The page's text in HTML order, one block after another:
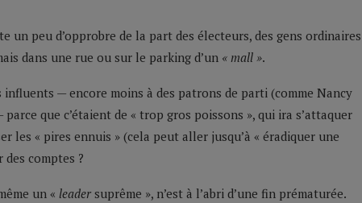
un peu d’opprobre de la part des électeurs, des gens ordinaires
dans une rue ou sur le parking d’un « mall ».
— encore moins à des patrons de parti (comme Nancy
que c’étaient de « trop gros poissons », qui ira s’attaquer
les « pires ennuis » (cela peut aller jusqu’à « éradiquer une
comptes ?
un « leader suprême », n’est à l’abri d’une fin prématurée.